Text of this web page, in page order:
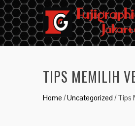
TIPS MEMILIH
Home /Uncategorized /Tips